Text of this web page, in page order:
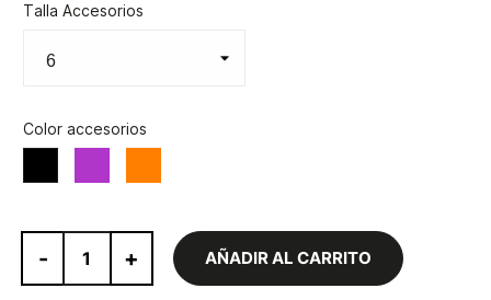
Talla Accesorios
Color accesorios
- + AÑADIR AL CARRITO